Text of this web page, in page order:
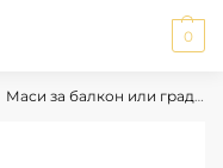
0
Маси за балкон или градина